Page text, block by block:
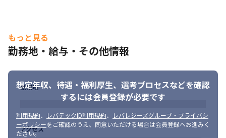
もっと見る
勤務地・給与・その他情報
想定年収、待遇・福利厚生、 選考プロセスなどを確認
するには会員登録が必要です
利用規約、 レバテックID利用規約、
レバレジーズグループ・プライバシ
ーポリシーをご確認のうえ、同意いただける場合は会員登録へお進みく
ださい。
勤務地
アクセス